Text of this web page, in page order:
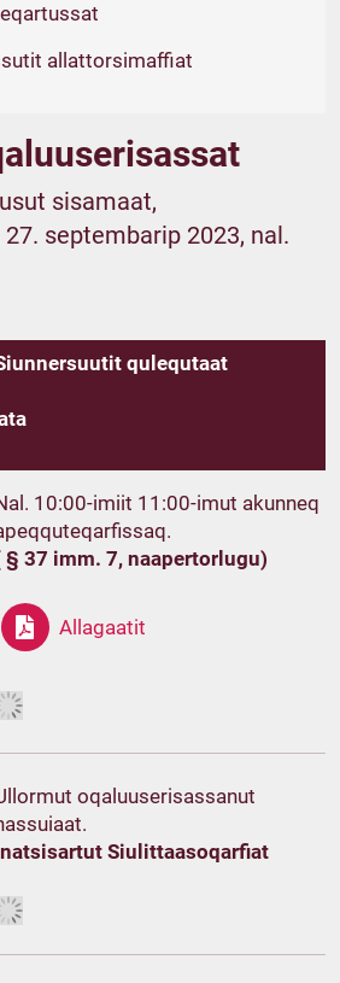
allattorsimaffiat
sisamaat,
septembarip 2023, nal.
qulequtaat
10:00-imiit 11:00-imut akunneq
§ 37 imm. 7, naapertorlugu)
Allagaatit
oqaluuserisassanut
Siulittaasoqarfiat